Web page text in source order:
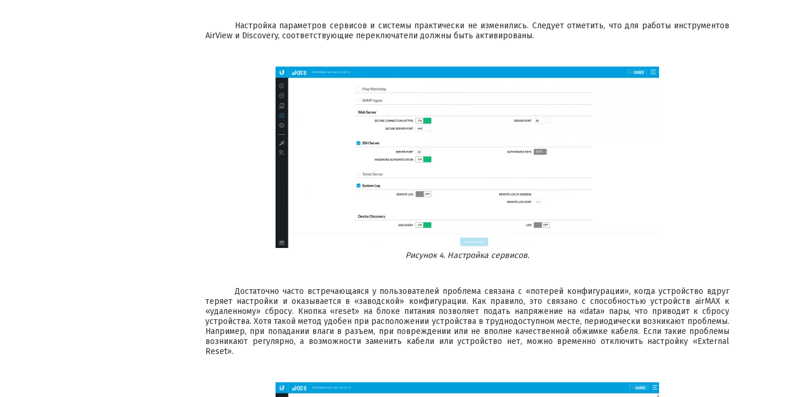
Настройка параметров сервисов и системы практически не изменились. Следует отметить, что для работы инструментов
AirView и Discovery, соответствующие переключатели должны быть активированы.
Рисунок 4. Настройка сервисов.
Достаточно часто встречающаяся у пользователей проблема связана с «потерей конфигурации», когда устройство вдруг
теряет настройки и оказывается в «заводской» конфигурации. Как правило, это связано с способностью устройств airMAX к
«удаленному» сбросу. Кнопка «reset» на блоке питания позволяет подать напряжение на «data» пары, что приводит к сбросу
устройства. Хотя такой метод удобен при расположении устройства в труднодоступном месте, периодически возникают проблемы.
Например, при попадании влаги в разъем, при повреждении или не вполне качественной обжимке кабеля. Если такие проблемы
возникают регулярно, а возможности заменить кабели или устройство нет, можно временно отключить настройку «External
Reset».